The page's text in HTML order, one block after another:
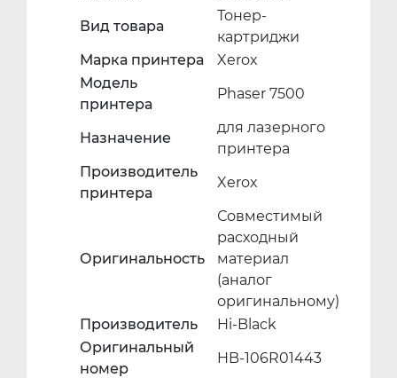
Вид товара
Тонер-
картриджи
Марка принтера
Xerox
Модель
принтера
Phaser 7500
Назначение
для лазерного
принтера
Производитель
принтера
Xerox
Оригинальность
Совместимый
расходный
материал
(аналог
оригинальному)
Производитель
Hi-Black
Оригинальный
номер
HB-106R01443